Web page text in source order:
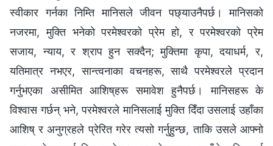
स्वीकार गर्नका निम्ति मानिसले जीवन पछ्याउनैपर्छ। मानिसको
नजरमा, मुक्ति भनेको परमेश्‍वरको प्रेम हो, र परमेश्‍वरको प्रेम
सजाय, न्याय, र श्राप हुन सक्दैन; मुक्तिमा कृपा, दयाधर्म, र,
यतिमात्र नभएर, सान्त्वनाका वचनहरू, साथै परमेश्‍वरले प्रदान
गर्नुभएका असीमित आशिष्‌हरू समावेश हुनैपर्छ। मानिसहरू के
विश्‍वास गर्छन् भने, परमेश्‍वरले मानिसलाई मुक्ति दिँदा उसलाई उहाँका
आशिष्‌ र अनुग्रहले प्रेरित गरेर त्यसो गर्नुहुन्छ, ताकि उसले आफ्नो